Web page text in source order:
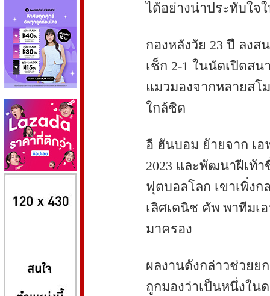
ได้อย่างน่าประทับใจ
กองหลังวัย 23 ปี ลงส
เช็ก 2-1 ในนัดเปิดส
แมวมองจากหลายสโ
ใกล้ชิด
อี ฮันบอม ย้ายจาก เ
2023 และพัฒนาฝีเท้
ฟุตบอลโลก เขาเพิ่ง
เลิศเดนิช คัพ พาทีมเ
มาครอง
ผลงานดังกล่าวช่วยย
ถูกมองว่าเป็นหนึ่งใน